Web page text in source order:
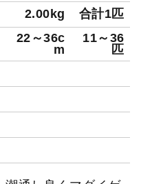
2.00kg 合計1匹
22～36c
m
11～36
匹